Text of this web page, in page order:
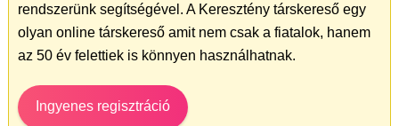
rendszerünk segítségével. A Keresztény társkereső egy
olyan online társkereső amit nem csak a fiatalok, hanem
az 50 év felettiek is könnyen használhatnak.
Ingyenes regisztráció